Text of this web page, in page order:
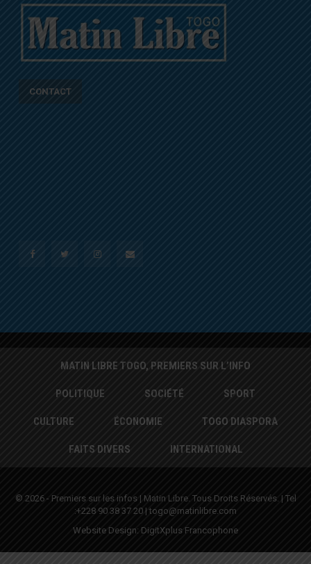
CONTACT
MATIN LIBRE TOGO, PREMIERS SUR L’INFO
POLITIQUE SOCIÉTÉ SPORT
CULTURE ÉCONOMIE TOGO DIASPORA
FAITS DIVERS INTERNATIONAL
© 2026 - Premiers sur les infos | Matin Libre. Tous Droits Réservés. | Tel
:+228 90 38 37 20 | togo@matinlibre.com
Website Design: DigitXplus Francophone